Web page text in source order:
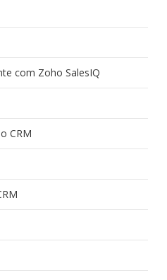
com Zoho SalesIQ
CRM